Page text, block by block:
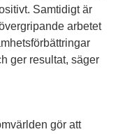
Samtidigt är
arbetet
ger resultat, säger
gör att